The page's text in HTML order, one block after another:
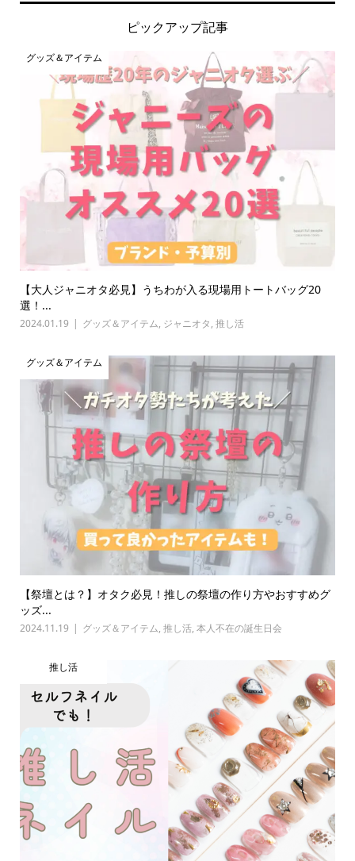
ピックアップ記事
グッズ＆アイテム
【大人ジャニオタ必見】うちわが入る現場用トートバッグ20
選！...
2024.01.19 グッズ＆アイテム, ジャニオタ, 推し活
グッズ＆アイテム
【祭壇とは？】オタク必見！推しの祭壇の作り方やおすすめグ
ッズ...
2024.11.19 グッズ＆アイテム, 推し活, 本人不在の誕生日会
推し活